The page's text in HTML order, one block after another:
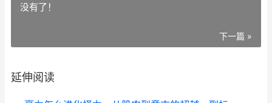
没有了！
下一篇 »
延伸阅读